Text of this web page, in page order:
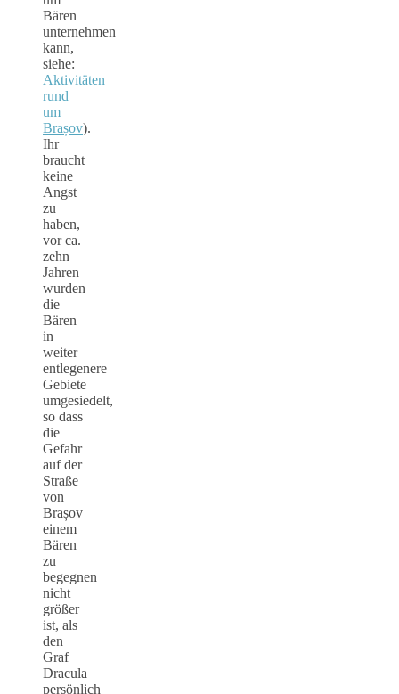
Bären
unternehmen
kann,
siehe:
Aktivitäten
rund
um
Brașov).
Ihr
braucht
keine
Angst
zu
haben,
vor ca.
zehn
Jahren
wurden
die
Bären
in
weiter
entlegenere
Gebiete
umgesiedelt,
so dass
die
Gefahr
auf der
Straße
von
Brașov
einem
Bären
zu
begegnen
nicht
größer
ist, als
den
Graf
Dracula
persönlich